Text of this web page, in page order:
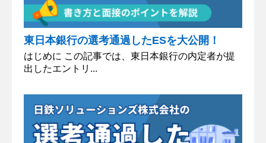
東日本銀行の選考通過したESを大公開！
はじめに この記事では、東日本銀行の内定者が提
出したエントリ...